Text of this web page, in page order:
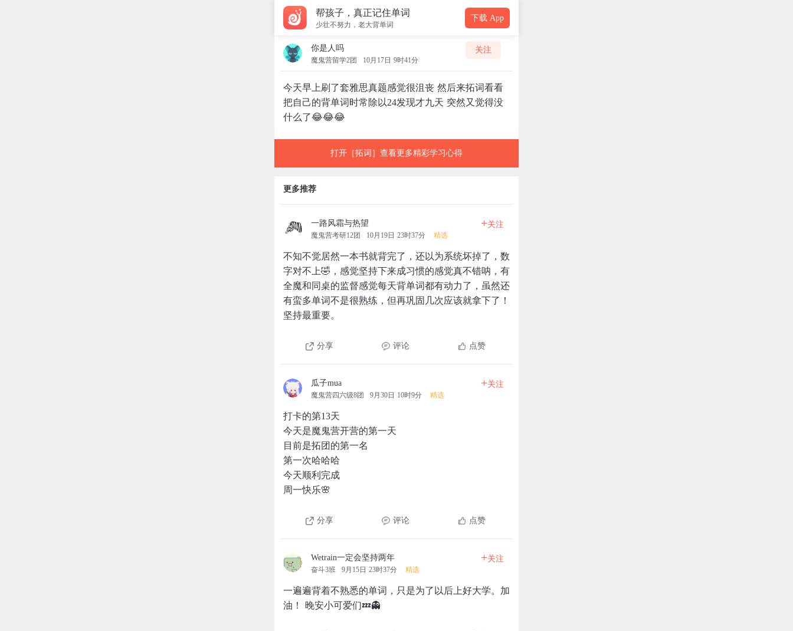
帮孩子，真正记住单词
少壮不努力，老大背单词
下载 App
你是人吗
魔鬼营留学2团 10月17日 9时41分
关注
今天早上刷了套雅思真题感觉很沮丧 然后来拓词看看
把自己的背单词时常除以24发现才九天 突然又觉得没
什么了😂😂😂
打开［拓词］查看更多精彩学习心得
更多推荐
一路风霜与热望
魔鬼营考研12团 10月19日 23时37分 精选
+关注
不知不觉居然一本书就背完了，还以为系统坏掉了，数
字对不上🤣，感觉坚持下来成习惯的感觉真不错呐，有
全魔和同桌的监督感觉每天背单词都有动力了，虽然还
有蛮多单词不是很熟练，但再巩固几次应该就拿下了！
坚持最重要。
分享 评论 点赞
瓜子mua
魔鬼营四六级8团 9月30日 10时9分 精选
+关注
打卡的第13天
今天是魔鬼营开营的第一天
目前是拓团的第一名
第一次哈哈哈
今天顺利完成
周一快乐🌸
分享 评论 点赞
Wetrain一定会坚持两年
奋斗3班 9月15日 23时37分 精选
+关注
一遍遍背着不熟悉的单词，只是为了以后上好大学。加
油！ 晚安小可爱们💤👻